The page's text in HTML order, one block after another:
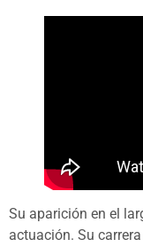
Su aparición en el
actuación. Su